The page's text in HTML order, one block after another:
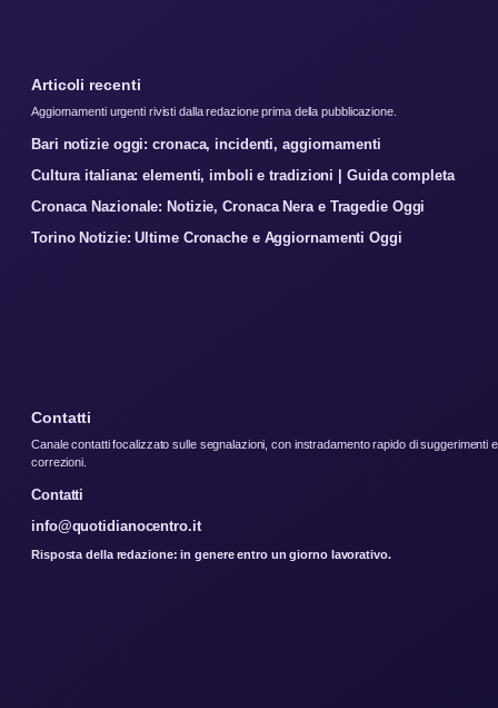
Articoli recenti
Aggiornamenti urgenti rivisti dalla redazione prima della pubblicazione.
Bari notizie oggi: cronaca, incidenti, aggiornamenti
Cultura italiana: elementi, imboli e tradizioni | Guida completa
Cronaca Nazionale: Notizie, Cronaca Nera e Tragedie Oggi
Torino Notizie: Ultime Cronache e Aggiornamenti Oggi
Contatti
Canale contatti focalizzato sulle segnalazioni, con instradamento rapido di suggerimenti e
correzioni.
Contatti
info@quotidianocentro.it
Risposta della redazione: in genere entro un giorno lavorativo.